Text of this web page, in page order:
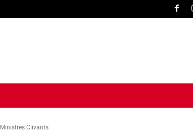
Ministres Clivants